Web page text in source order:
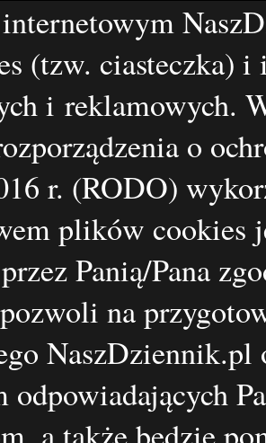
(tzw. ciasteczka)
i reklamowych.
o
r. (RODO)
plików cookies
Panią/Pana
na
NaszDziennik.pl
odpowiadających